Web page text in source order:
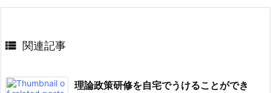
 関連記事
理論政策研修を自宅でうけることができ